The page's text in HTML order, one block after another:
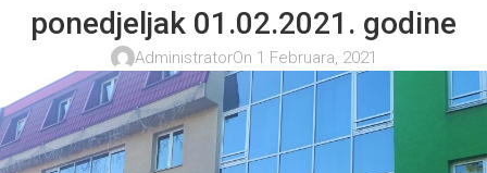
ponedjeljak 01.02.2021. godine
AdministratorOn 1 Februara, 2021